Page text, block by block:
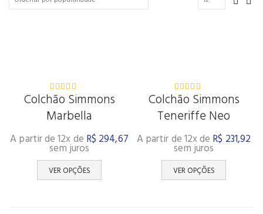
5.00 out
of 5
Colchão Simmons
Marbella
A partir de 12x de R$ 294,67
sem juros
VER OPÇÕES
5.00 out
of 5
Colchão Simmons
Teneriffe Neo
A partir de 12x de R$ 231,92
sem juros
VER OPÇÕES